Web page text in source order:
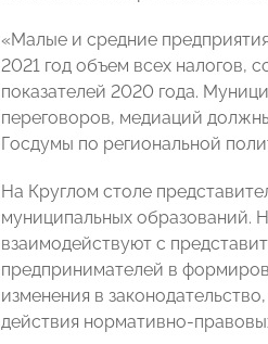
«Малые и средние
2021 год объем всех налогов,
показателей 2020 года.
переговоров, медиаций
Госдумы по региональной
На Круглом столе
муниципальных образований.
взаимодействуют с
предпринимателей в
изменения в
действия нормативно-